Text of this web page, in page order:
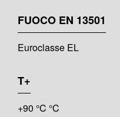
FUOCO EN 13501
Euroclasse EL
T+
+90 °C °C